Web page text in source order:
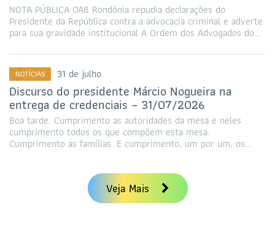
NOTA PÚBLICA OAB Rondônia repudia declarações do
Presidente da República contra a advocacia criminal e adverte
para sua gravidade institucional A Ordem dos Advogados do…
NOTÍCIAS 31 de julho
Discurso do presidente Márcio Nogueira na
entrega de credenciais – 31/07/2026
Boa tarde. Cumprimento as autoridades da mesa e neles
cumprimento todos os que compõem esta mesa.
Cumprimento as famílias. E cumprimento, um por um, os…
Veja Mais